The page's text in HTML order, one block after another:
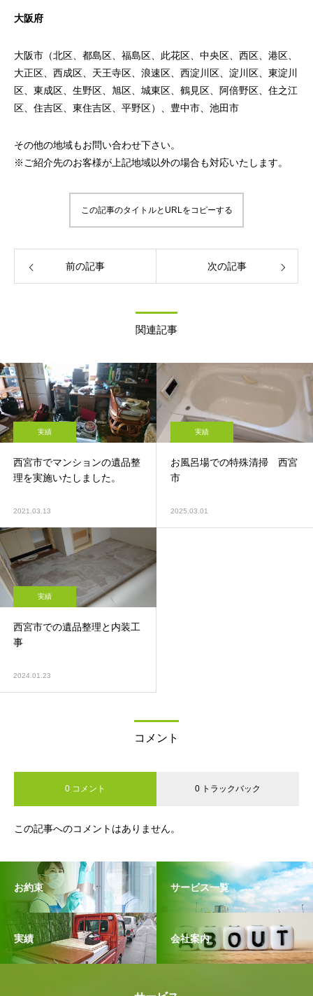
大阪府
大阪市（北区、都島区、福島区、此花区、中央区、西区、港区、
大正区、西成区、天王寺区、浪速区、西淀川区、淀川区、東淀川
区、東成区、生野区、旭区、城東区、鶴見区、阿倍野区、住之江
区、住吉区、東住吉区、平野区）、豊中市、池田市
その他の地域もお問い合わせ下さい。
※ご紹介先のお客様が上記地域以外の場合も対応いたします。
この記事のタイトルとURLをコピーする
前の記事 次の記事
関連記事
実績
西宮市でマンションの遺品整
理を実施いたしました。
2021.03.13
実績
お風呂場での特殊清掃 西宮
市
2025.03.01
実績
西宮市での遺品整理と内装工
事
2024.01.23
コメント
0 コメント 0 トラックバック
この記事へのコメントはありません。
お約束 サービス一覧
実績 会社案内